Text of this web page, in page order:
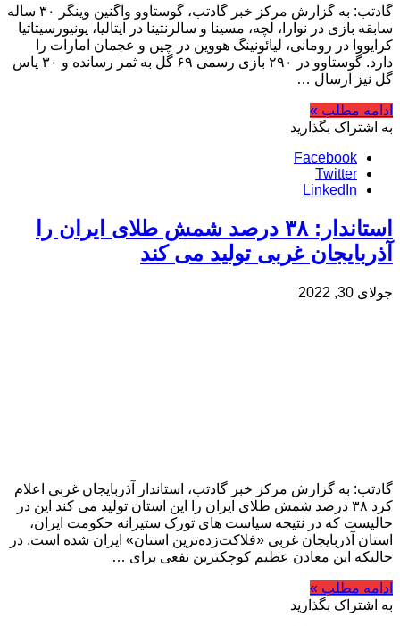
گادتب: به گزارش مرکز خبر گادتب، گوستاوو واگنین وینگر ۳۰ ساله
سابقه بازی در نوارا، لچه، مسینا و سالرنتینا در ایتالیا، یونیورسیتاتیا
کرایووا در رومانی، لیائونینگ هووین در چین و عجمان امارات را
دارد. گوستاوو در ۲۹۰ بازی رسمی ۶۹ گل به ثمر رسانده و ۳۰ پاس
گل نیز ارسال …
ادامه مطلب »
به اشتراک بگذارید
Facebook
Twitter
LinkedIn
استاندار: ۳۸ درصد شمش طلای ایران را
آذربایجان غربی تولید می کند
جولای 30, 2022
گادتب: به گزارش مرکز خبر گادتب، استاندار آذربایجان غربی اعلام
کرد ۳۸ درصد شمش طلای ایران را این استان تولید می کند این در
حالیست که در نتیجه سیاست های تورک ستیزانه حکومت ایران،
استان آذربایجان غربی «فلاکت‌زده‌ترین استان» ایران شده است. در
حالیکه این معادن عظیم کوچکترین نفعی برای …
ادامه مطلب »
به اشتراک بگذارید